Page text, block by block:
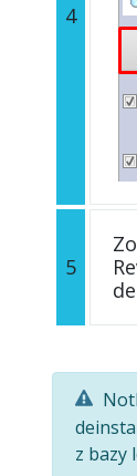
4
5
z bazy